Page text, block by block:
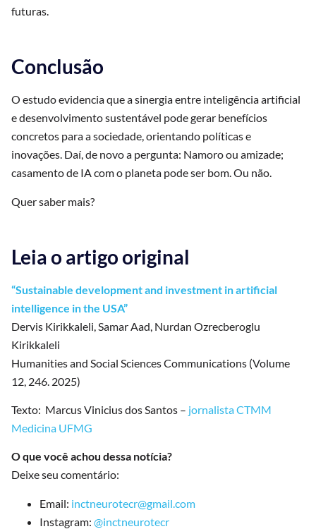
futuras.
Conclusão
O estudo evidencia que a sinergia entre inteligência artificial
e desenvolvimento sustentável pode gerar benefícios
concretos para a sociedade, orientando políticas e
inovações. Daí, de novo a pergunta: Namoro ou amizade;
casamento de IA com o planeta pode ser bom. Ou não.
Quer saber mais?
Leia o artigo original
“Sustainable development and investment in artificial
intelligence in the USA”
Dervis Kirikkaleli, Samar Aad, Nurdan Ozrecberoglu
Kirikkaleli
Humanities and Social Sciences Communications (Volume
12, 246. 2025)
Texto: Marcus Vinicius dos Santos – jornalista CTMM
Medicina UFMG
O que você achou dessa notícia?
Deixe seu comentário:
Email: inctneurotecr@gmail.com
Instagram: @inctneurotecr